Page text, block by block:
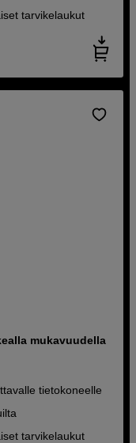
tarvikelaukut
mukavuudella
tietokoneelle
tarvikelaukut